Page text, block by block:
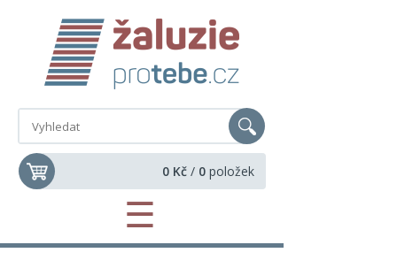
0 Kč / 0 položek
☰